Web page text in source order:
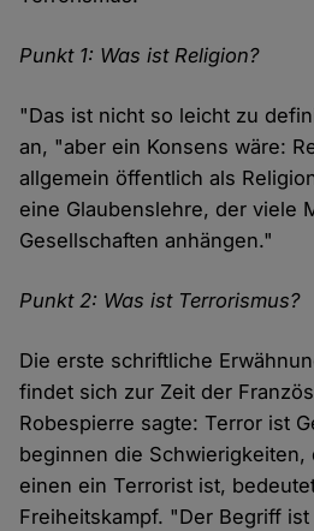
Punkt 1: Was ist Religion?
"Das ist nicht so leicht zu
an, "aber ein Konsens wäre:
allgemein öffentlich als
eine Glaubenslehre, der viele
Gesellschaften anhängen."
Punkt 2: Was ist Terrorismus?
Die erste schriftliche
findet sich zur Zeit der
Robespierre sagte: Terror ist
beginnen die Schwierigkeiten,
einen ein Terrorist ist,
Freiheitskampf. "Der Begriff